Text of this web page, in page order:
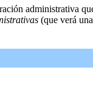
administrativa
(que verá